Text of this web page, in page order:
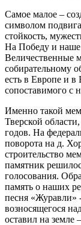
Самое малое –
символом
стойкость,
На Победу и наше
Величественные
собирательному
есть в Европе и в
сопоставимого с
Именно такой
Тверской
годов. На
поворота на д.
строительство
памятник
голосования.
память о наших
песня «Журавли»
возносящегося
оставил на земле